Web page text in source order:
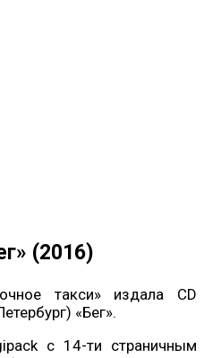
(2016)
такси» издала CD
«Бег».
c 14-ти страничным